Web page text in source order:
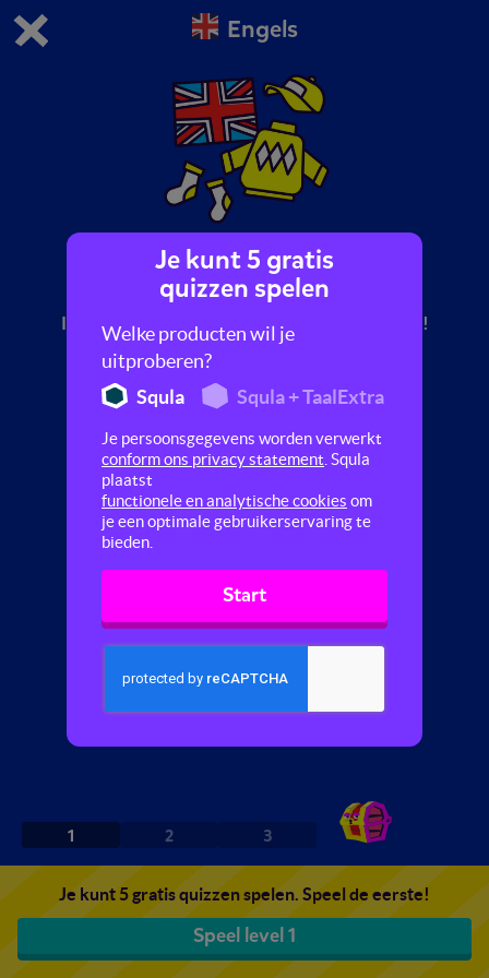
Dit is de gratis demo van Squla.
Bestel nu
0
Engels
Wie ben jij?
In deze quiz leer je Engelse woorden en zinnen!
Kom erachter hoe je jezelf voorstelt en leer
kledingstukken en kleuren.
1 2 3
Je kunt 5 gratis quizzen spelen. Speel de eerste!
Speel level 1
Je kunt 5 gratis
quizzen spelen
Welke producten wil je
uitproberen?
Squla
Squla + TaalExtra
Je persoonsgegevens worden verwerkt
conform ons privacy statement . Squla
plaatst
functionele en analytische cookies om
je een optimale gebruikerservaring te
bieden.
Start